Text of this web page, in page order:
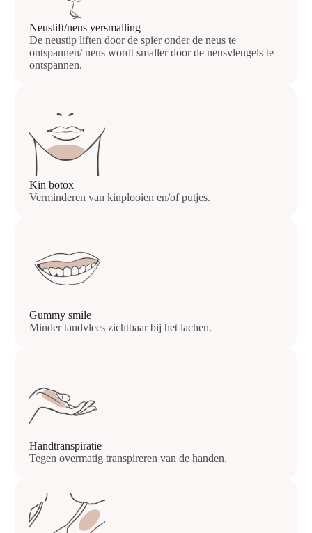
Neuslift/neus versmalling
De neustip liften door de spier onder de neus te
ontspannen/ neus wordt smaller door de neusvleugels te
ontspannen.
Kin botox
Verminderen van kinplooien en/of putjes.
Gummy smile
Minder tandvlees zichtbaar bij het lachen.
Handtranspiratie
Tegen overmatig transpireren van de handen.